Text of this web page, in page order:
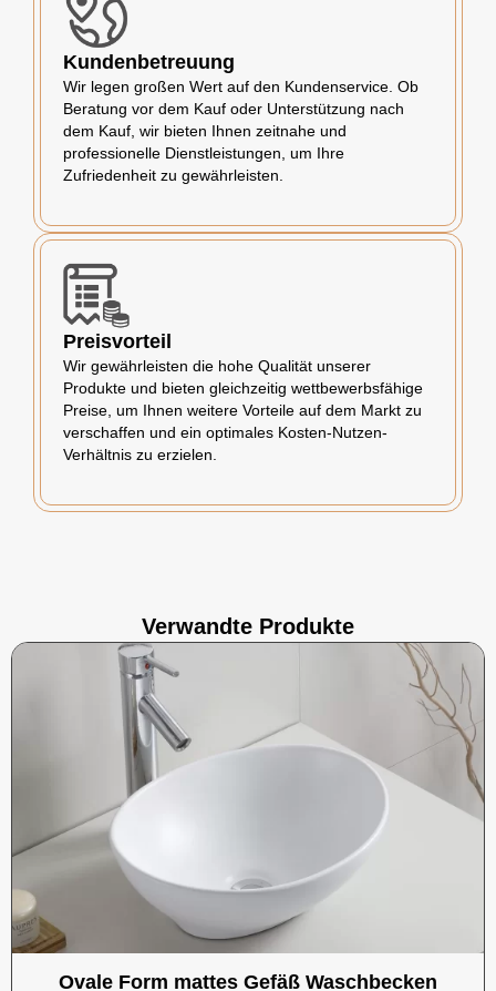
Kundenbetreuung
Wir legen großen Wert auf den Kundenservice. Ob
Beratung vor dem Kauf oder Unterstützung nach
dem Kauf, wir bieten Ihnen zeitnahe und
professionelle Dienstleistungen, um Ihre
Zufriedenheit zu gewährleisten.
Preisvorteil
Wir gewährleisten die hohe Qualität unserer
Produkte und bieten gleichzeitig wettbewerbsfähige
Preise, um Ihnen weitere Vorteile auf dem Markt zu
verschaffen und ein optimales Kosten-Nutzen-
Verhältnis zu erzielen.
Verwandte Produkte
Ovale Form mattes Gefäß Waschbecken